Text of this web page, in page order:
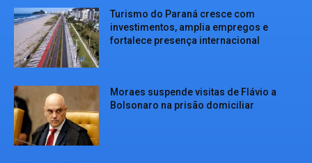
Turismo do Paraná cresce com
investimentos, amplia empregos e
fortalece presença internacional
Moraes suspende visitas de Flávio a
Bolsonaro na prisão domiciliar